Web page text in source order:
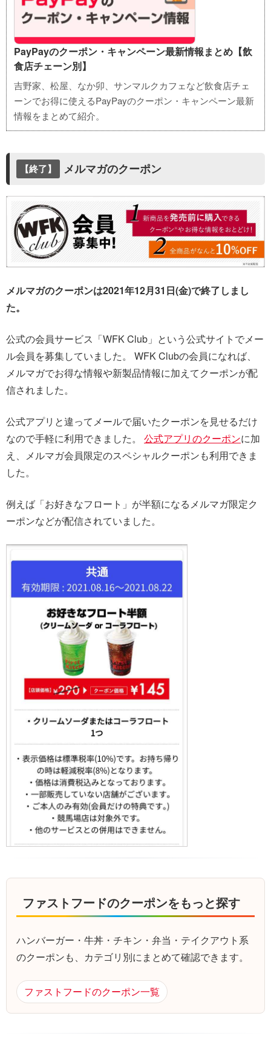
PayPayのクーポン・キャンペーン最新情報まとめ【飲
食店チェーン別】
吉野家、松屋、なか卯、サンマルクカフェなど飲食店チェ
ーンでお得に使えるPayPayのクーポン・キャンペーン最新
情報をまとめて紹介。
【終了】 メルマガのクーポン
メルマガのクーポンは2021年12月31日(金)で終了しまし
た。
公式の会員サービス「WFK Club」という公式サイトでメー
ル会員を募集していました。 WFK Clubの会員になれば、
メルマガでお得な情報や新製品情報に加えてクーポンが配
信されました。
公式アプリと違ってメールで届いたクーポンを見せるだけ
なので手軽に利用できました。 公式アプリのクーポンに加
え、メルマガ会員限定のスペシャルクーポンも利用できま
した。
例えば「お好きなフロート」が半額になるメルマガ限定ク
ーポンなどが配信されていました。
ファストフードのクーポンをもっと探す
ハンバーガー・牛丼・チキン・弁当・テイクアウト系
のクーポンも、カテゴリ別にまとめて確認できます。
ファストフードのクーポン一覧